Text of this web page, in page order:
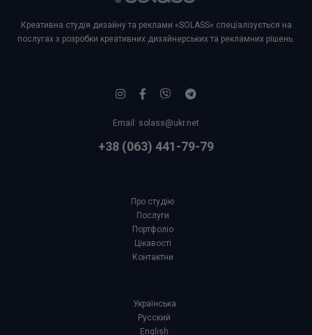
Креативна студія дизайну та реклами «SOLASS» спеціалізується на
послугах з розробки креативних дизайнерських та рекламних рішень.
Email: solass@ukr.net
+38 (063) 441-79-79
Про студію
Послуги
Портфоліо
Цікавості
Контактни
Українська
Русский
English